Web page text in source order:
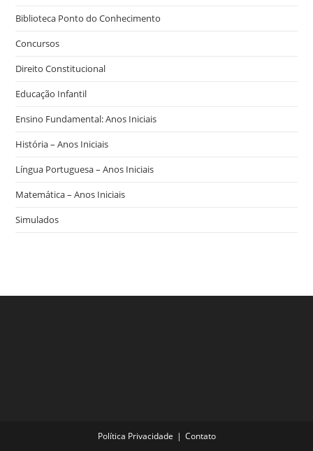
Biblioteca Ponto do Conhecimento
Concursos
Direito Constitucional
Educação Infantil
Ensino Fundamental: Anos Iniciais
História – Anos Iniciais
Língua Portuguesa – Anos Iniciais
Matemática – Anos Iniciais
Simulados
Política Privacidade Contato